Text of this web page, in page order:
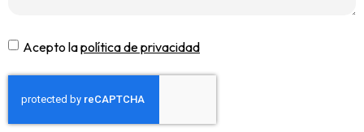
Acepto lapolítica de privacidad